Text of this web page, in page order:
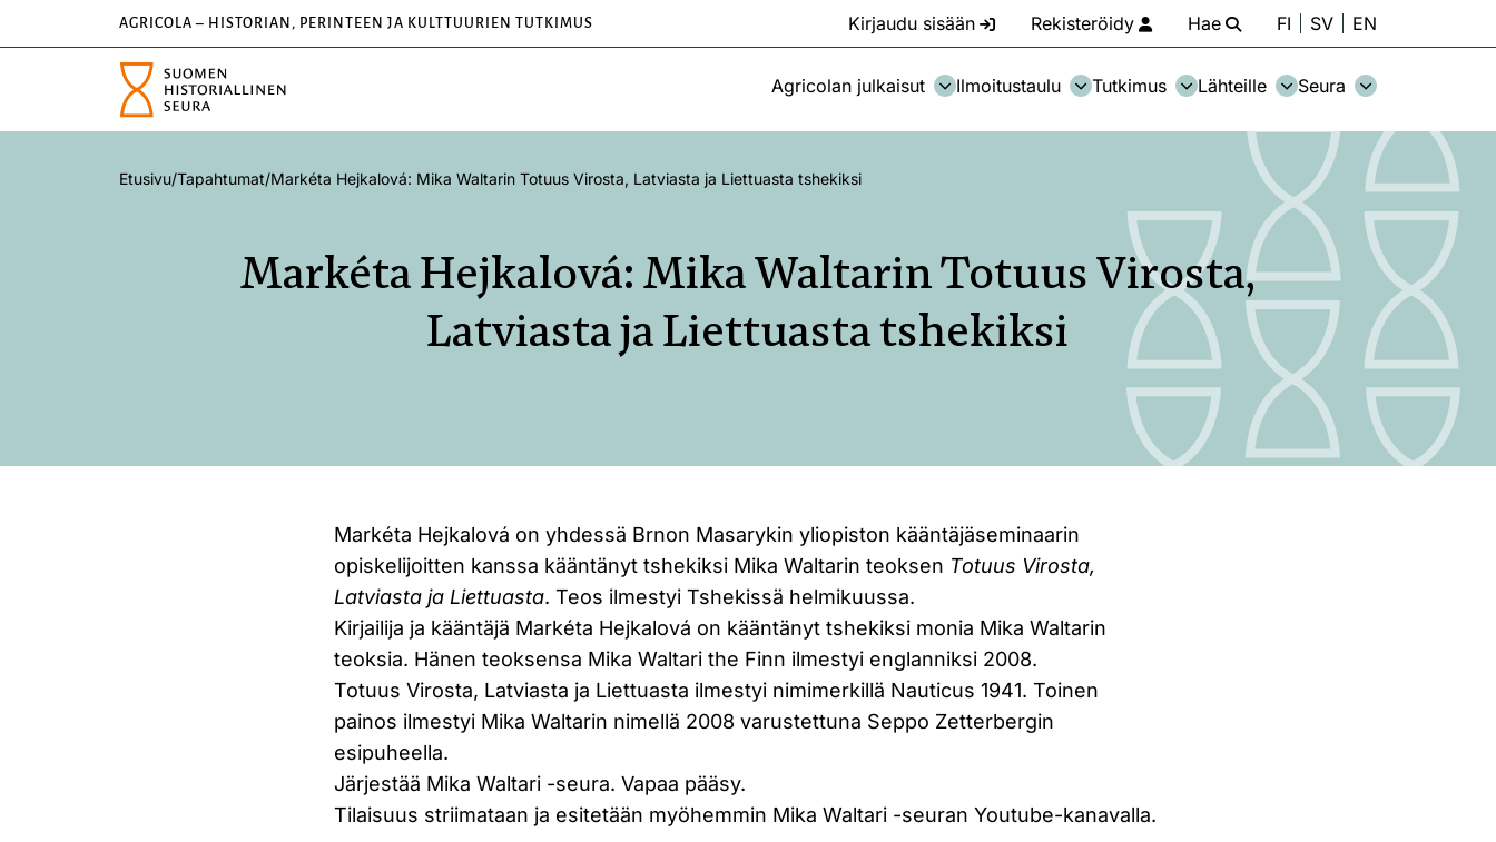
AGRICOLA – HISTORIAN, PERINTEEN JA KULTTUURIEN TUTKIMUS Kirjaudu sisään Rekisteröidy Hae FI SV EN
Agricolan julkaisut Ilmoitustaulu Tutkimus Lähteille Seura
Etusivu/Tapahtumat/Markéta Hejkalová: Mika Waltarin Totuus Virosta, Latviasta ja Liettuasta tshekiksi
Markéta Hejkalová: Mika Waltarin Totuus Virosta,
Latviasta ja Liettuasta tshekiksi
Markéta Hejkalová on yhdessä Brnon Masarykin yliopiston kääntäjäseminaarin
opiskelijoitten kanssa kääntänyt tshekiksi Mika Waltarin teoksen Totuus Virosta,
Latviasta ja Liettuasta. Teos ilmestyi Tshekissä helmikuussa.
Kirjailija ja kääntäjä Markéta Hejkalová on kääntänyt tshekiksi monia Mika Waltarin
teoksia. Hänen teoksensa Mika Waltari the Finn ilmestyi englanniksi 2008.
Totuus Virosta, Latviasta ja Liettuasta ilmestyi nimimerkillä Nauticus 1941. Toinen
painos ilmestyi Mika Waltarin nimellä 2008 varustettuna Seppo Zetterbergin
esipuheella.
Järjestää Mika Waltari -seura. Vapaa pääsy.
Tilaisuus striimataan ja esitetään myöhemmin Mika Waltari -seuran Youtube-kanavalla.